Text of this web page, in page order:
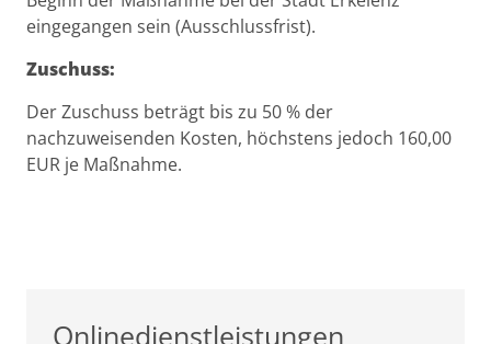
eingegangen sein (Ausschlussfrist).
Zuschuss:
Der Zuschuss beträgt bis zu 50 % der
nachzuweisenden Kosten, höchstens jedoch 160,00
EUR je Maßnahme.
Onlinedienstleistungen